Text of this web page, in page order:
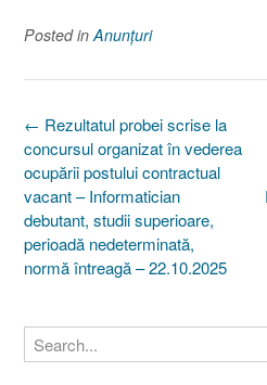
Posted inAnunțuri
Post
navigation
← Rezultatul probei scrise la
concursul organizat în vederea
ocupării postului contractual
vacant – Informatician
debutant, studii superioare,
perioadă nedeterminată,
normă întreagă – 22.10.2025